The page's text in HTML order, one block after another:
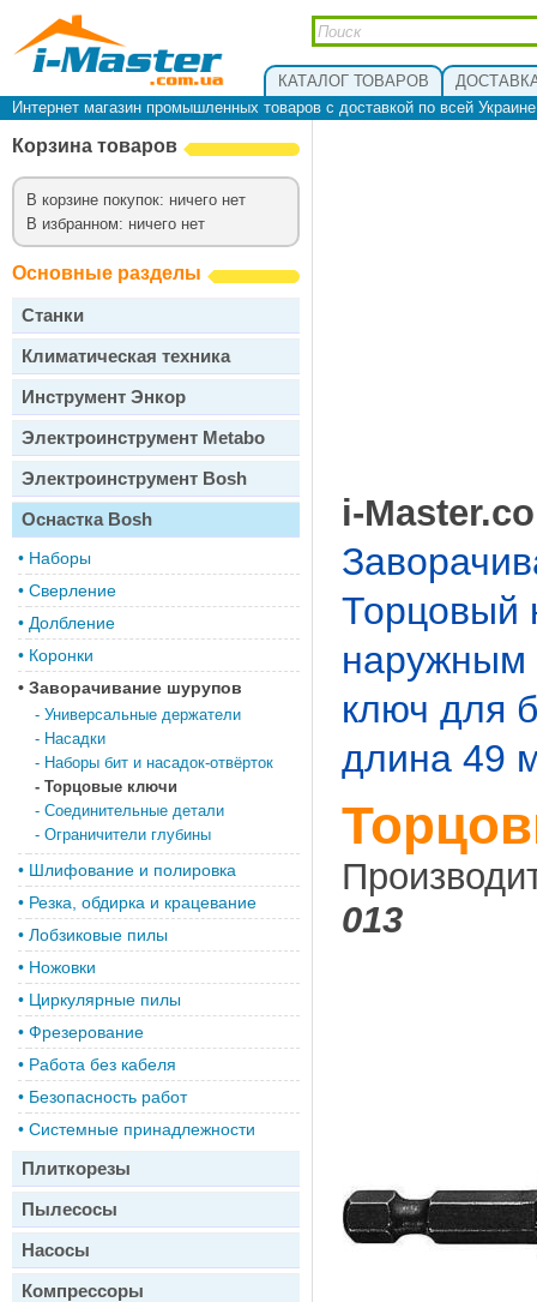
КАТАЛОГ ТОВАРОВ
Интернет магазин промышленных товаров с доставкой по всей
Корзина товаров
В корзине покупок: ничего нет
В избранном: ничего нет
Основные разделы
Станки
Климатическая техника
Инструмент Энкор
Электроинструмент Metabo
Электроинструмент Bosh
Оснастка Bosh
• Наборы
• Сверление
• Долбление
• Коронки
• Заворачивание шурупов
- Универсальные держатели
- Насадки
- Наборы бит и насадок-отвёрток
- Торцовые ключи
- Соединительные детали
- Ограничители глубины
• Шлифование и полировка
• Резка, обдирка и крацевание
• Лобзиковые пилы
• Ножовки
• Циркулярные пилы
• Фрезерование
• Работа без кабеля
• Безопасность работ
• Системные принадлежности
Плиткорезы
Пылесосы
Насосы
Компрессоры
i-
Торцовый
наружным
ключ для
длина 49
013